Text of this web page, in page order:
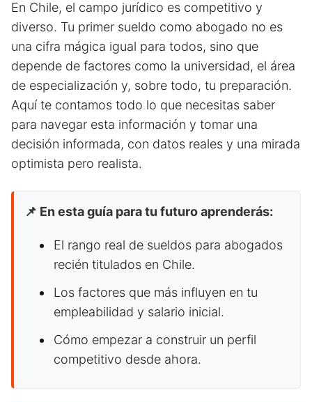
En Chile, el campo jurídico es competitivo y
diverso. Tu primer sueldo como abogado no es
una cifra mágica igual para todos, sino que
depende de factores como la universidad, el área
de especialización y, sobre todo, tu preparación.
Aquí te contamos todo lo que necesitas saber
para navegar esta información y tomar una
decisión informada, con datos reales y una mirada
optimista pero realista.
📌 En esta guía para tu futuro aprenderás:
El rango real de sueldos para abogados
recién titulados en Chile.
Los factores que más influyen en tu
empleabilidad y salario inicial.
Cómo empezar a construir un perfil
competitivo desde ahora.